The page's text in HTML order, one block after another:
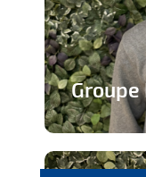
Groupe
main